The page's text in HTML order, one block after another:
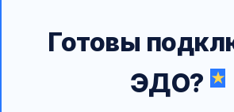
Готовы
ЭДО?